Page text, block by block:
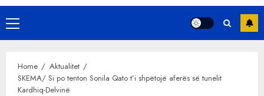
Primary
Menu
Home
Aktualitet
SKEMA/ Si po tenton Sonila Qato t’i shpëtojë aferës së tunelit
Kardhiq-Delvinë